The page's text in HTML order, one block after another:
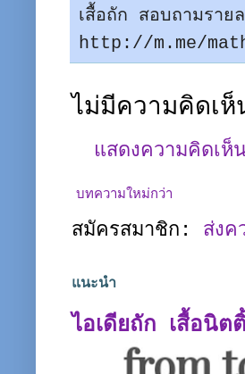
เสื้อถัก สอบถามราย
http://m.me/
ไม่มีความคิดเห็
แสดงความคิดเห็
บทความใหม่กว่า
สมัครสมาชิก: ส่ง
แนะนำ
ไอเดียถัก เสื้อนิต